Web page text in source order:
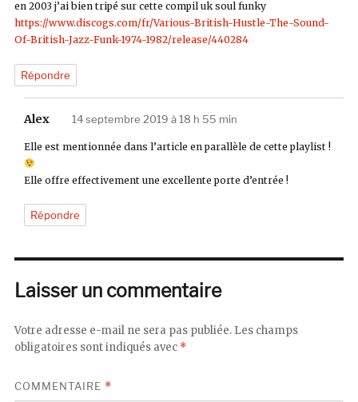
en 2003 j’ai bien tripé sur cette compil uk soul funky
https://www.discogs.com/fr/Various-British-Hustle-The-Sound-
Of-British-Jazz-Funk-1974-1982/release/440284
Répondre
Alex 14 septembre 2019 à 18 h 55 min
Elle est mentionnée dans l’article en parallèle de cette playlist !
Elle offre effectivement une excellente porte d’entrée !
Répondre
Laisser un commentaire
Votre adresse e-mail ne sera pas publiée. Les champs
obligatoires sont indiqués avec *
COMMENTAIRE *